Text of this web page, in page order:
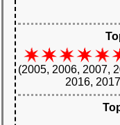
(2005, 2006, 2007,
2016,